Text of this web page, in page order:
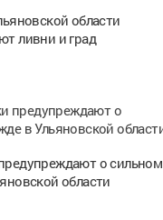
области
ливни и град
о сильном
области